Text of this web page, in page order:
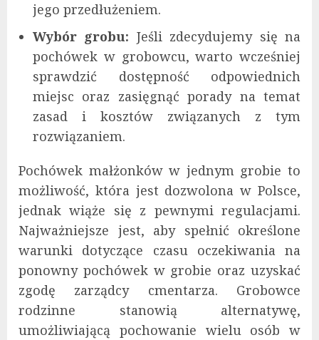
jego przedłużeniem.
Wybór grobu: Jeśli zdecydujemy się na
pochówek w grobowcu, warto wcześniej
sprawdzić dostępność odpowiednich
miejsc oraz zasięgnąć porady na temat
zasad i kosztów związanych z tym
rozwiązaniem.
Pochówek małżonków w jednym grobie to
możliwość, która jest dozwolona w Polsce,
jednak wiąże się z pewnymi regulacjami.
Najważniejsze jest, aby spełnić określone
warunki dotyczące czasu oczekiwania na
ponowny pochówek w grobie oraz uzyskać
zgodę zarządcy cmentarza. Grobowce
rodzinne stanowią alternatywę,
umożliwiającą pochowanie wielu osób w